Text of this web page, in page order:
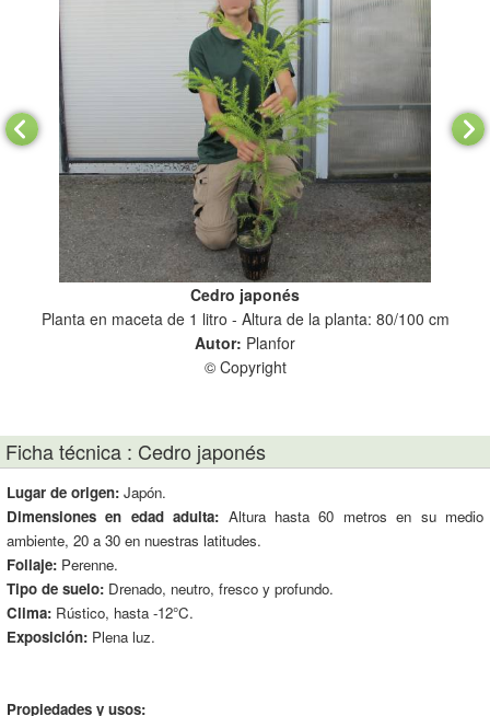
Cedro japonés
Planta en maceta de 1 litro - Altura de la planta: 80/100 cm
Autor: Planfor
© Copyright
Ficha técnica : Cedro japonés
Lugar de origen: Japón.
Dimensiones en edad adulta: Altura hasta 60 metros en su medio
ambiente, 20 a 30 en nuestras latitudes.
Follaje: Perenne.
Tipo de suelo: Drenado, neutro, fresco y profundo.
Clima: Rústico, hasta -12°C.
Exposición: Plena luz.
Propiedades y usos: